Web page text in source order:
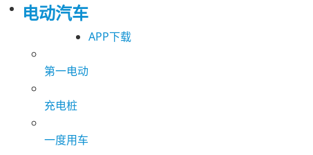
电动汽车
APP下载
第一电动
充电桩
一度用车